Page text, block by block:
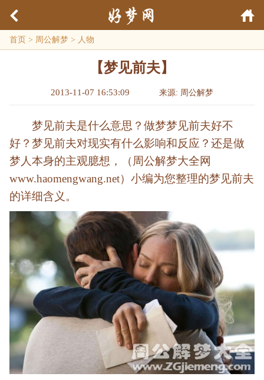
首页 > 周公解梦 > 人物
【梦见前夫】
2013-11-07 16:53:09 来源: 周公解梦
梦见前夫是什么意思？做梦梦见前夫好不
好？梦见前夫对现实有什么影响和反应？还是做
梦人本身的主观臆想，（周公解梦大全网
www.haomengwang.net）小编为您整理的梦见前夫
的详细含义。